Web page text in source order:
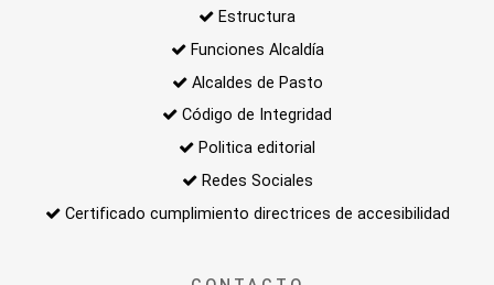
Estructura
Funciones Alcaldía
Alcaldes de Pasto
Código de Integridad
Politica editorial
Redes Sociales
Certificado cumplimiento directrices de accesibilidad